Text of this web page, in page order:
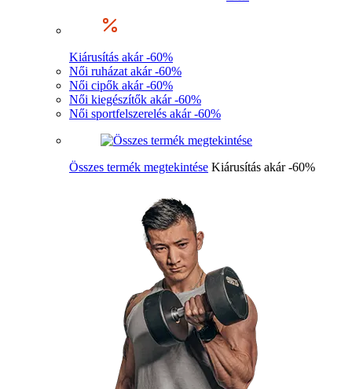
Kiárusítás akár -60%
Női ruházat akár -60%
Női cipők akár -60%
Női kiegészítők akár -60%
Női sportfelszerelés akár -60%
Összes termék megtekintése Kiárusítás akár -60%